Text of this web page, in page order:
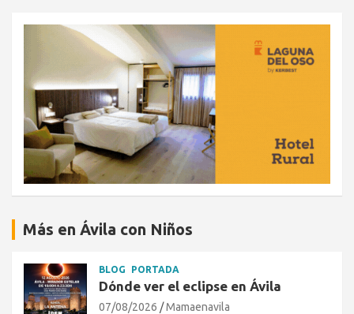
Más en Ávila con Niños
BLOG PORTADA
Dónde ver el eclipse en Ávila
07/08/2026 Mamaenavila